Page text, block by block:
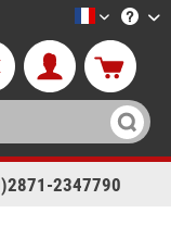
LTT-
2347790